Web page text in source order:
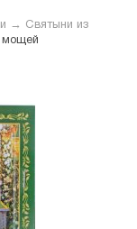
→
Святыни из
мощей